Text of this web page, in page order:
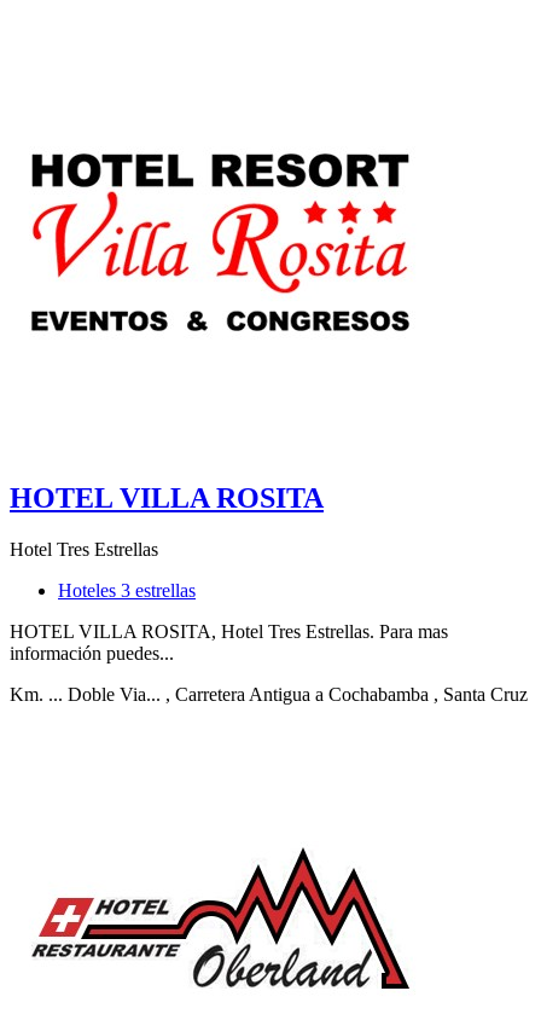
HOTEL VILLA ROSITA
Hotel Tres Estrellas
Hoteles 3 estrellas
HOTEL VILLA ROSITA, Hotel Tres Estrellas. Para mas
información puedes...
Km. ... Doble Via... , Carretera Antigua a Cochabamba , Santa Cruz